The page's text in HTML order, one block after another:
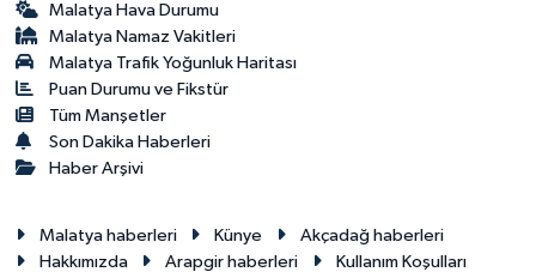
Malatya Hava Durumu
Malatya Namaz Vakitleri
Malatya Trafik Yoğunluk Haritası
Puan Durumu ve Fikstür
Tüm Manşetler
Son Dakika Haberleri
Haber Arşivi
Malatya haberleri Künye
Akçadağ haberleri
Hakkımızda
Arapgir haberleri
Kullanım Koşulları